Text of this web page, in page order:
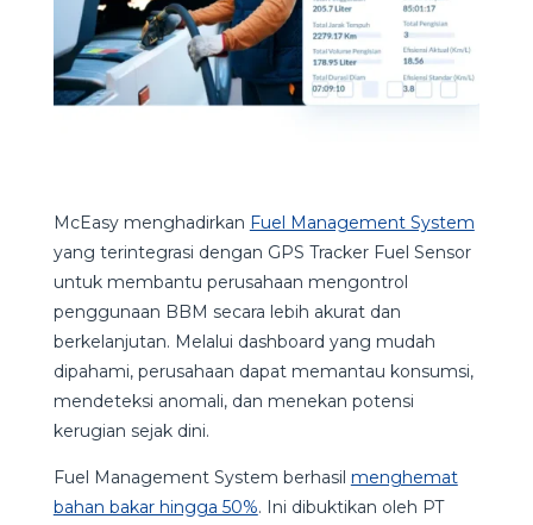
McEasy menghadirkan Fuel Management System
yang terintegrasi dengan GPS Tracker Fuel Sensor
untuk membantu perusahaan mengontrol
penggunaan BBM secara lebih akurat dan
berkelanjutan. Melalui dashboard yang mudah
dipahami, perusahaan dapat memantau konsumsi,
mendeteksi anomali, dan menekan potensi
kerugian sejak dini.
Fuel Management System berhasil menghemat
bahan bakar hingga 50%. Ini dibuktikan oleh PT